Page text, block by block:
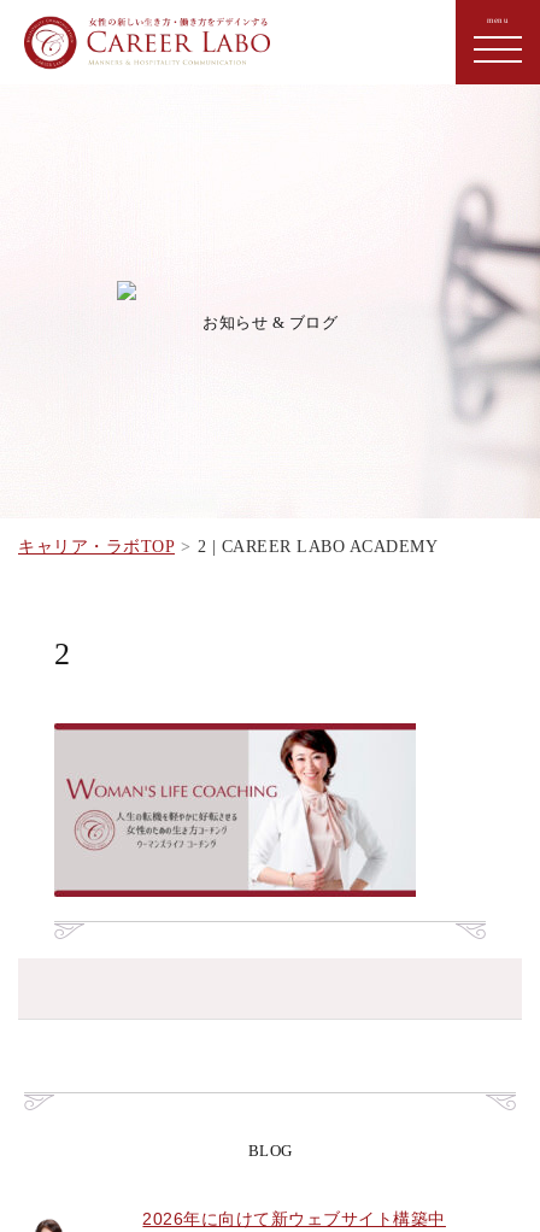
お知らせ & ブログ
キャリア・ラボTOP 2 | CAREER LABO ACADEMY
2
BLOG
2026年に向けて新ウェブサイト構築中